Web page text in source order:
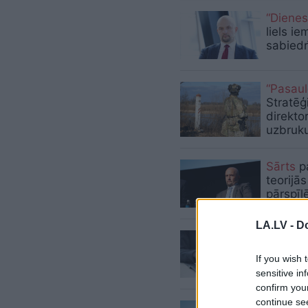
LA.LV -
If you wish
sensitive
confirm
continue
liels
Sārts